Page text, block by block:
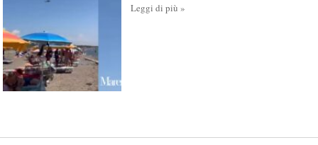
Leggi di più »